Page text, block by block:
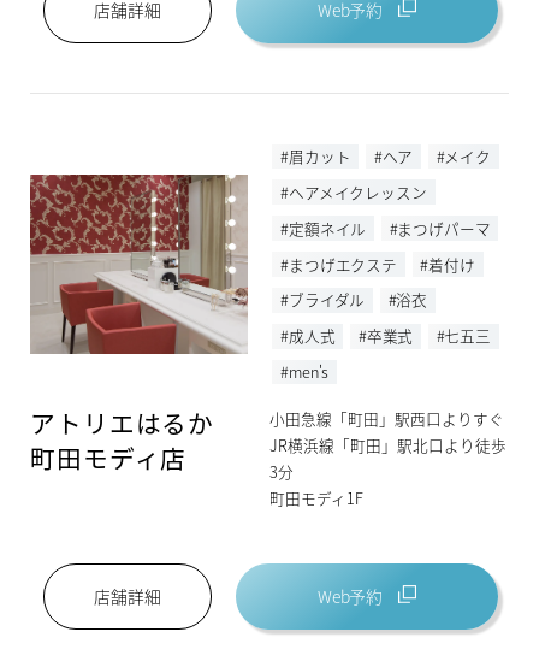
店舗詳細 Web予約
#眉カット #ヘア
#メイク
#ヘアメイクレッスン
#定額ネイル
#まつげパーマ
#まつげエクステ
#着付け
#ブライダル
#浴衣
#成人式
#卒業式
#七五三
#men's
アトリエはるか
町田モディ店
小田急線「町田」駅西口よりすぐ
JR横浜線「町田」駅北口より徒歩
3分
町田モディ1F
店舗詳細 Web予約